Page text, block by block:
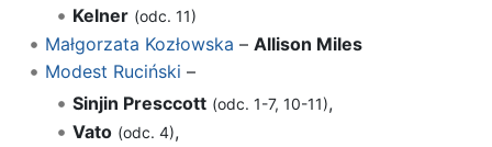
Kelner (odc. 11)
Małgorzata Kozłowska – Allison Miles
Modest Ruciński –
Sinjin Presccott (odc. 1-7, 10-11),
Vato (odc. 4),